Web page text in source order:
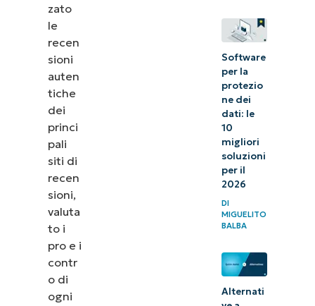
zato
le
recen
sioni
auten
tiche
dei
princi
pali
siti di
recen
sioni,
valuta
to i
pro e i
contr
o di
ogni
Software
per la
protezio
ne dei
dati: le
10
migliori
soluzioni
per il
2026
DI
MIGUELITO
BALBA
Alternati